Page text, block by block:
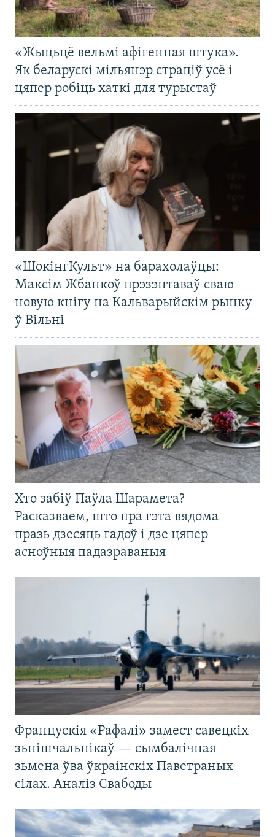
«Жыцьцё вельмі афігенная штука».
Як беларускі мільянэр страціў усё і
цяпер робіць хаткі для турыстаў
«ШокінгКульт» на барахолаўцы:
Максім Жбанкоў прэзэнтаваў сваю
новую кнігу на Кальварыйскім рынку
ў Вільні
Хто забіў Паўла Шарамета?
Расказваем, што пра гэта вядома
празь дзесяць гадоў і дзе цяпер
асноўныя падазраваныя
Францускія «Рафалі» замест савецкіх
зьнішчальнікаў — сымбалічная
зьмена ўва ўкраінскіх Паветраных
сілах. Аналіз Свабоды